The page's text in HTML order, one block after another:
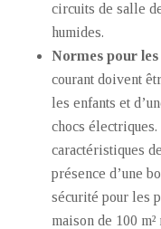
circuits de salle
humides.
Normes pour
courant doivent
les enfants et
chocs
caractéristiques
présence d’une
sécurité pour les
maison de 100